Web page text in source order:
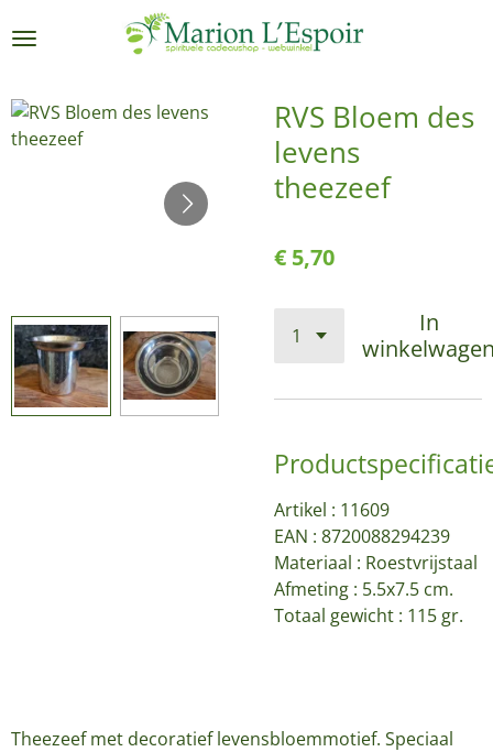
direct
de
hoofdinhoud
RVS Bloem des
levens
theezeef
€ 5,70
In
Artikel : 11609
EAN : 8720088294239
Materiaal : Roestvrijstaal
Afmeting : 5.5x7.5 cm.
Totaal gewicht : 115 gr.
Theezeef met decoratief levensbloemmotief. Speciaal